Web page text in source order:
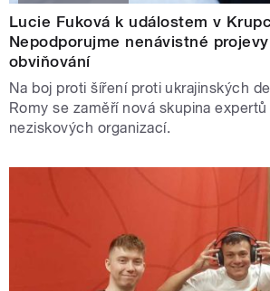
Lucie Fuková k událostem v
Nepodporujme nenávistné
obviňování
Na boj proti šíření proti ukrajinských
Romy se zaměří nová skupina
neziskových organizací.